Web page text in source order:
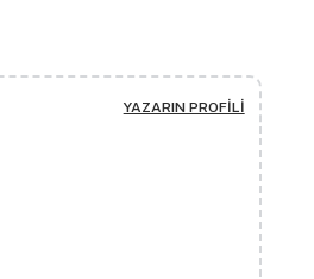
YAZARIN PROFILI